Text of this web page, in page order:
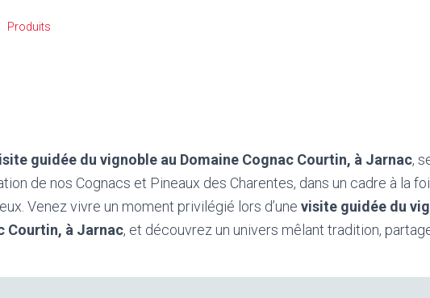
Produits
guidée du vignoble au Domaine Cognac Courtin, à Jarnac,
de nos Cognacs et Pineaux des Charentes, dans un cadre à la
Venez vivre un moment privilégié lors d’une visite guidée du
Courtin, à Jarnac, et découvrez un univers mêlant tradition,